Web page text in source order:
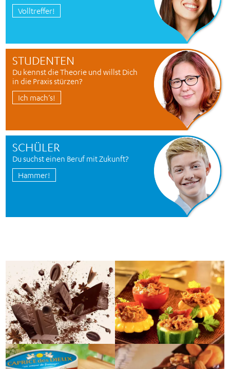
Volltreffer!
STUDENTEN
Du kennst die Theorie und willst Dich
in die Praxis stürzen?
Ich mach’s!
SCHÜLER
Du suchst einen Beruf mit Zukunft?
Hammer!